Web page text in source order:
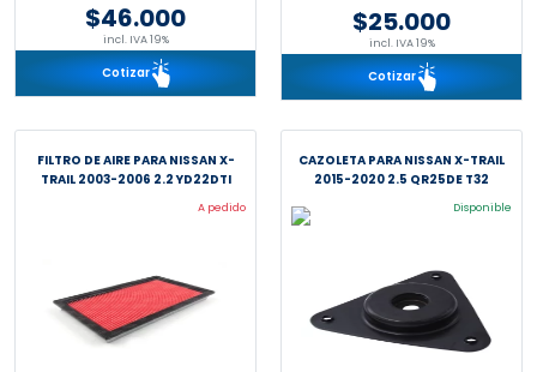
$46.000
incl. IVA 19%
Cotizar
$25.000
incl. IVA 19%
Cotizar
FILTRO DE AIRE PARA NISSAN X-
TRAIL 2003-2006 2.2 YD22DTI
A pedido
CAZOLETA PARA NISSAN X-TRAIL
2015-2020 2.5 QR25DE T32
Disponible